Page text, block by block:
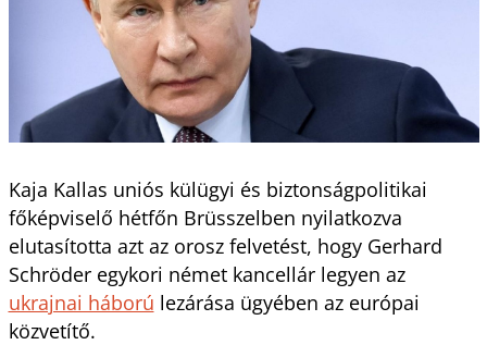
Kaja Kallas uniós külügyi és biztonságpolitikai
főképviselő hétfőn Brüsszelben nyilatkozva
elutasította azt az orosz felvetést, hogy Gerhard
Schröder egykori német kancellár legyen az
ukrajnai háború lezárása ügyében az európai
közvetítő.